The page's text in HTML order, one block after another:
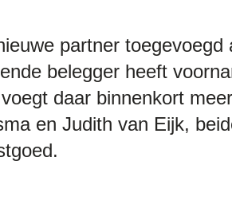
partner
belegger heeft
daar binnenkort
en Judith van Eijk,